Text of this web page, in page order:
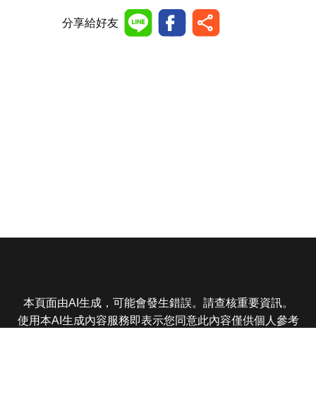
分享給好友
本頁面由AI生成，可能會發生錯誤。請查核重要資訊。
使用本AI生成內容服務即表示您同意此內容僅供個人參考